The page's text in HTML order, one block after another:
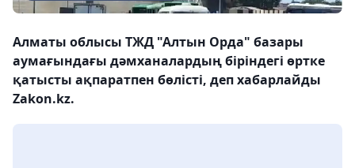
Алматы облысы ТЖД "Алтын Орда" базары
аумағындағы дәмханалардың біріндегі өртке
қатысты ақпаратпен бөлісті, деп хабарлайды
Zakon.kz.